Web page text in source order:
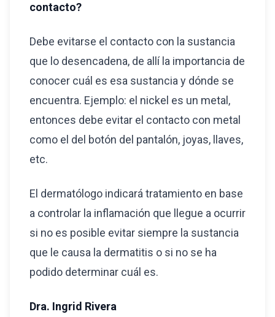
contacto?
Debe evitarse el contacto con la sustancia
que lo desencadena, de allí la importancia de
conocer cuál es esa sustancia y dónde se
encuentra. Ejemplo: el nickel es un metal,
entonces debe evitar el contacto con metal
como el del botón del pantalón, joyas, llaves,
etc.
El dermatólogo indicará tratamiento en base
a controlar la inflamación que llegue a ocurrir
si no es posible evitar siempre la sustancia
que le causa la dermatitis o si no se ha
podido determinar cuál es.
Dra. Ingrid Rivera